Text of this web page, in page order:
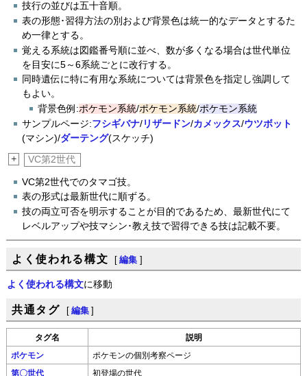
技行の並びは五十音順。
表の形態･習得方法の別および背景色は統一的なデータとするた
め一律とする。
覚える系統は図鑑番号順に並べ、数が多くなる場合は世代単位
を目安に5～6系統ごとに改行する。
同時遺伝に特に有用な系統については背景色を指定し強調して
もよい。
背景色例:ポケモン系統/ポケモン系統/ポケモン系統
サンプルページ:フシギバナ/ リザードン/カメックス/ウツボット
(マシン)/ダーテング(スケッチ)
+ VC第2世代
VC第2世代でのタマゴ技。
表の形式は最新世代に順ずる。
技の両立可否を明示することが目的であるため、最新世代にて
レベルアップや技マシン･教え技で習得できる技は記載不要。
よく使われる構文 [ 編集 ]
よく使われる構文に移動
共通タグ [ 編集 ]
タグ名 説明
ポケモン ポケモンの個別考察ページ
第〇世代 初登場の世代